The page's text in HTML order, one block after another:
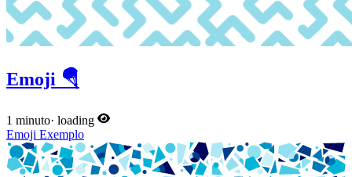
Emoji 🪂
1 minuto· loading
Emoji Exemplo